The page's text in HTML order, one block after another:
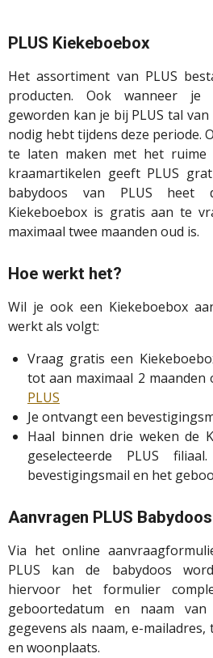
PLUS Kiekeboebox
Het assortiment van PLUS
producten. Ook wanneer
geworden kan je bij PLUS tal
nodig hebt tijdens deze periode.
te laten maken met het ruime
kraamartikelen geeft PLUS
babydoos van PLUS heet
Kiekeboebox is gratis aan te
maximaal twee maanden oud is.
Hoe werkt het?
Wil je ook een Kiekeboebox
werkt als volgt:
Vraag gratis een
tot aan maximaal 2 maanden
PLUS
Je ontvangt een
Haal binnen drie weken de
geselecteerde PLUS
bevestigingsmail en het
Aanvragen PLUS Babydoos
Via het online
PLUS kan de babydoos
hiervoor het formulier
geboortedatum en naam
gegevens als naam, e-
en woonplaats.